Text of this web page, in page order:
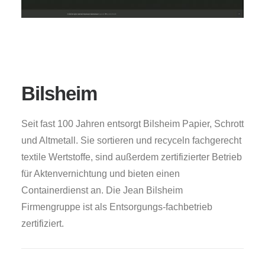
Bilsheim
Seit fast 100 Jahren entsorgt Bilsheim Papier, Schrott
und Altmetall. Sie sortieren und recyceln fachgerecht
textile Wertstoffe, sind außerdem zertifizierter Betrieb
für Aktenvernichtung und bieten einen
Containerdienst an. Die Jean Bilsheim
Firmengruppe ist als Entsorgungs-fachbetrieb
zertifiziert.